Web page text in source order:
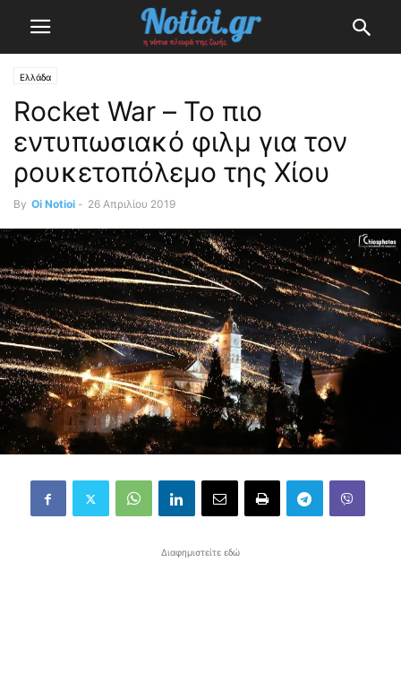
Ελλάδα
Rocket War – Το πιο
εντυπωσιακό φιλμ για τον
ρουκετοπόλεμο της Χίου
By Oi Notioi - 26 Απριλίου 2019
Διαφημιστείτε εδώ